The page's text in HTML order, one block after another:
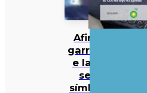
Afinal,
garrafas
e latas
sem
símbolo